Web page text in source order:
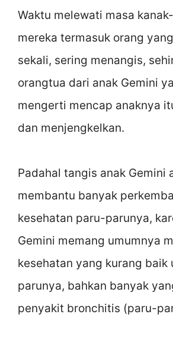
Waktu melewati masa
mereka termasuk orang
sekali, sering menangis,
orangtua dari anak Gemini
mengerti mencap anaknya
dan menjengkelkan.
Padahal tangis anak Gemini
membantu banyak
kesehatan paru-parunya,
Gemini memang umumnya
kesehatan yang kurang baik
parunya, bahkan banyak
penyakit bronchitis (paru-